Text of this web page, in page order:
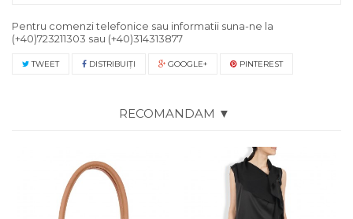
Pentru comenzi telefonice sau informatii suna-ne la
(+40)723211303 sau (+40)314313877
TWEET DISTRIBUIŢI GOOGLE+ PINTEREST
RECOMANDAM ▼